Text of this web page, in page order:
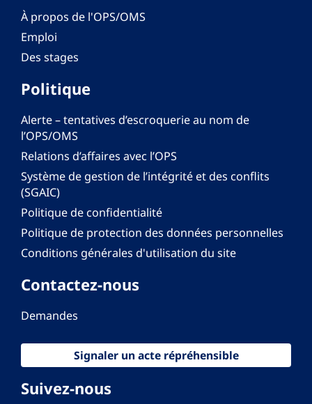
À propos de l'OPS/OMS
Emploi
Des stages
Politique
Alerte – tentatives d’escroquerie au nom de
l’OPS/OMS
Relations d’affaires avec l’OPS
Système de gestion de l’intégrité et des conflits
(SGAIC)
Politique de confidentialité
Politique de protection des données personnelles
Conditions générales d'utilisation du site
Contactez-nous
Demandes
Signaler un acte répréhensible
Suivez-nous